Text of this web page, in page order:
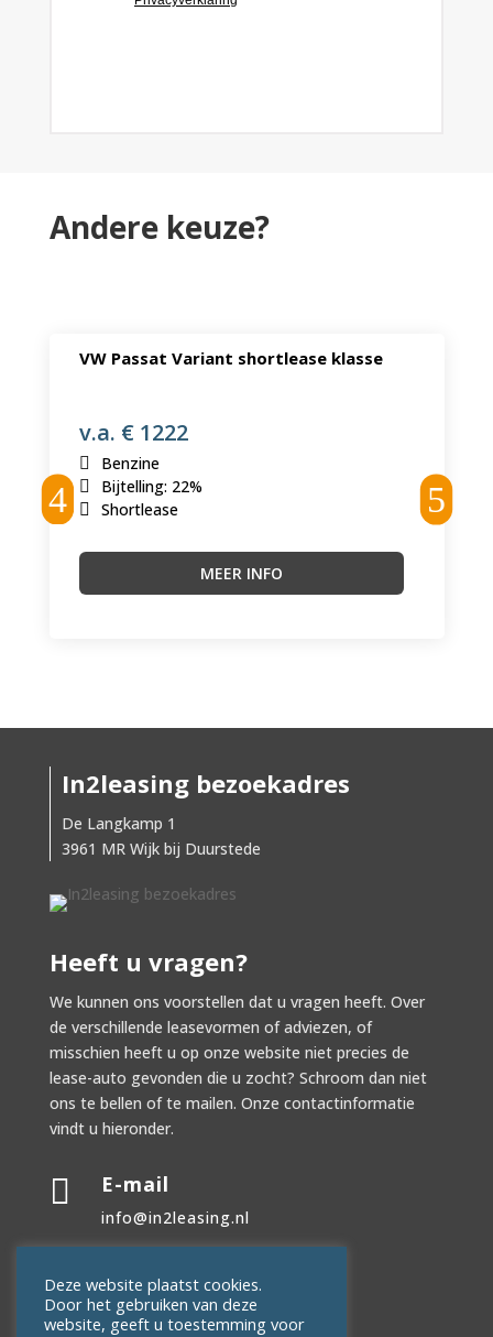
Andere keuze?
VW Passat Variant shortlease klasse
v.a. € 1222
Benzine
Bijtelling: 22%
Shortlease
MEER INFO
In2leasing bezoekadres
De Langkamp 1
3961 MR Wijk bij Duurstede
Heeft u vragen?
We kunnen ons voorstellen dat u vragen heeft. Over
de verschillende leasevormen of adviezen, of
misschien heeft u op onze website niet precies de
lease-auto gevonden die u zocht? Schroom dan niet
ons te bellen of te mailen. Onze contactinformatie
vindt u hieronder.
 E-mail
info@in2leasing.nl
 Telefoon
0343-238001
Deze website plaatst cookies.
Door het gebruiken van deze
website, geeft u toestemming voor